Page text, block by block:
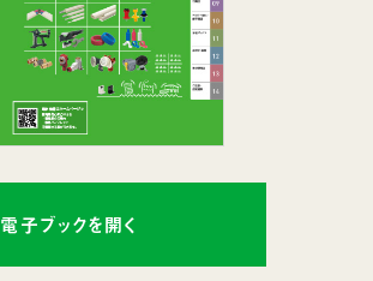
電子ブックを開く